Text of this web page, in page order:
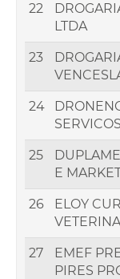
22
LTDA
23
24
SERVICOS
25
E
26
ELOY
27
EMEF
PIRES